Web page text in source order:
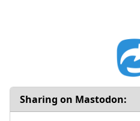
Sharing on Mastodon: